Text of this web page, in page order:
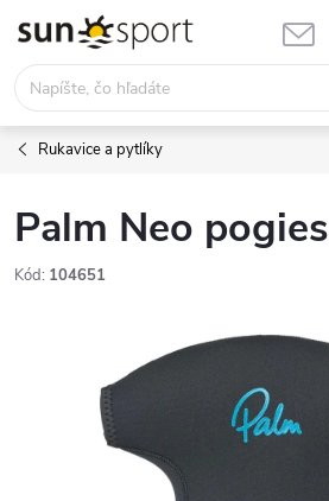
obsah
Rukavice a pytlíky
Palm Neo pogies
Kód: 104651